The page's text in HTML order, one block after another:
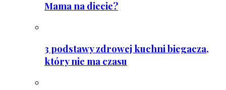
Mama na diecie?
3 podstawy zdrowej kuchni biegacza,
który nie ma czasu